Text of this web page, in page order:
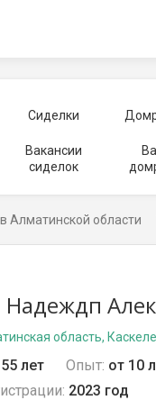
Сиделки
Вакансии
сиделок
Алматинской области
Надеждп
область,
55 лет Опыт: от 10
2023 год